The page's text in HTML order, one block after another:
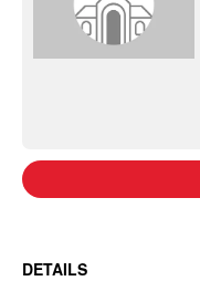
DETAILS